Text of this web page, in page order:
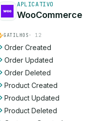
APLICATIVO
WooCommerce
GATILHOS · 12
Order Created
Order Updated
Order Deleted
Product Created
Product Updated
Product Deleted